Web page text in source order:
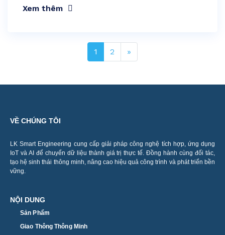
Xem thêm
1 2 »
VỀ CHÚNG TÔI
LK Smart Engineering cung cấp giải pháp công nghệ tích hợp, ứng dụng
IoT và AI để chuyển dữ liệu thành giá trị thực tế. Đồng hành cùng đối tác,
tạo hệ sinh thái thông minh, nâng cao hiệu quả công trình và phát triển bền
vững.
NỘI DUNG
Sản Phẩm
Giao Thông Thông Minh